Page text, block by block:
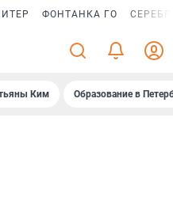
ФОНТАНКА ГО
Ким Образование в